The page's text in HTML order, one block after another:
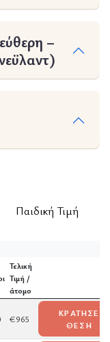
–
Παιδική Τιμή
Τελική
Τιμή /
άτομο
€965
ΚΡΑΤΗΣΕ
ΘΕΣΗ